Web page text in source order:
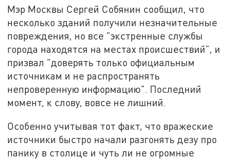
Мэр Москвы Сергей Собянин сообщил, что
несколько зданий получили незначительные
повреждения, но все "экстренные службы
города находятся на местах происшествий", и
призвал "доверять только официальным
источникам и не распространять
непроверенную информацию". Последний
момент, к слову, вовсе не лишний.
Особенно учитывая тот факт, что вражеские
источники быстро начали разгонять дезу про
панику в столице и чуть ли не огромные